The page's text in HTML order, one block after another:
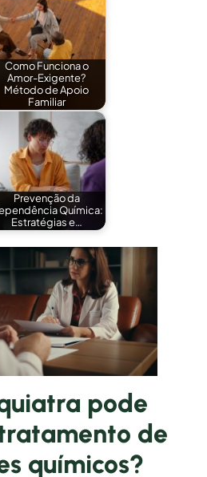
Como Funciona o
Amor-Exigente?
Método de Apoio
Familiar
Prevenção da
Química:
Estratégias e…
pode
de
químicos?